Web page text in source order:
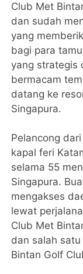
Club Met
dan sudah
yang
bagi para
yang strategis
bermacam
datang ke
Singapura.
Pelancong
kapal feri
selama 55
Singapura.
mengakses
lewat
Club Met
dan salah
Bintan Golf